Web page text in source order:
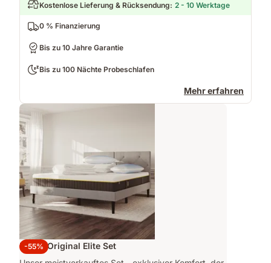
Kostenlose Lieferung & Rücksendung: 2 - 10 Werktage
0 % Finanzierung
Bis zu 10 Jahre Garantie
Bis zu 100 Nächte Probeschlafen
Mehr erfahren
-55%
Emma Original Elite Set